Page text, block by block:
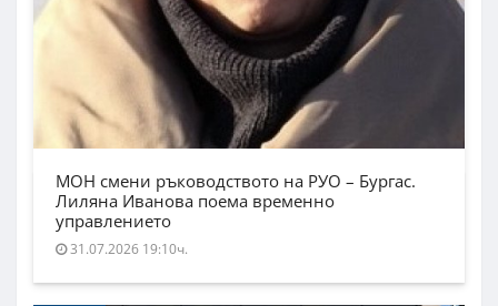
МОН смени ръководството на РУО – Бургас.
Лиляна Иванова поема временно
управлението
31.07.2026 19:10ч.